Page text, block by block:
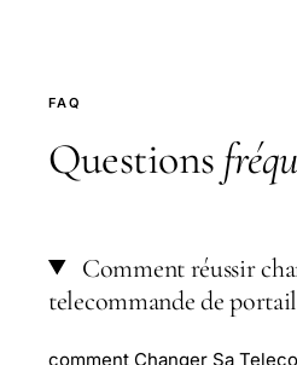
FAQ
Questions
Comment réussir
telecommande de
comment Changer Sa